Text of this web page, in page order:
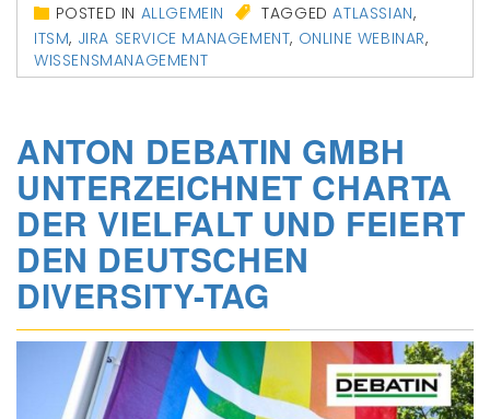
POSTED IN ALLGEMEIN TAGGEDATLASSIAN,
ITSM, JIRA SERVICE MANAGEMENT, ONLINE WEBINAR,
WISSENSMANAGEMENT
ANTON DEBATIN GMBH
UNTERZEICHNET CHARTA
DER VIELFALT UND FEIERT
DEN DEUTSCHEN
DIVERSITY-TAG